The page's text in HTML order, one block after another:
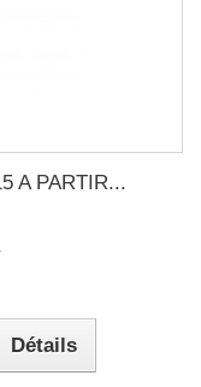
A PARTIR...
Détails